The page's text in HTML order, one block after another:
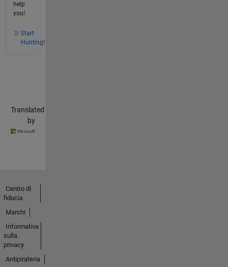
help
you!
Start
Hunting!
Translated
by
Centro di
fiducia
Marchi
Informativa
sulla
privacy
Antipirateria